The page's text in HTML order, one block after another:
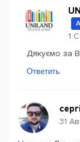
1
Дякуємо за
Ответить
31